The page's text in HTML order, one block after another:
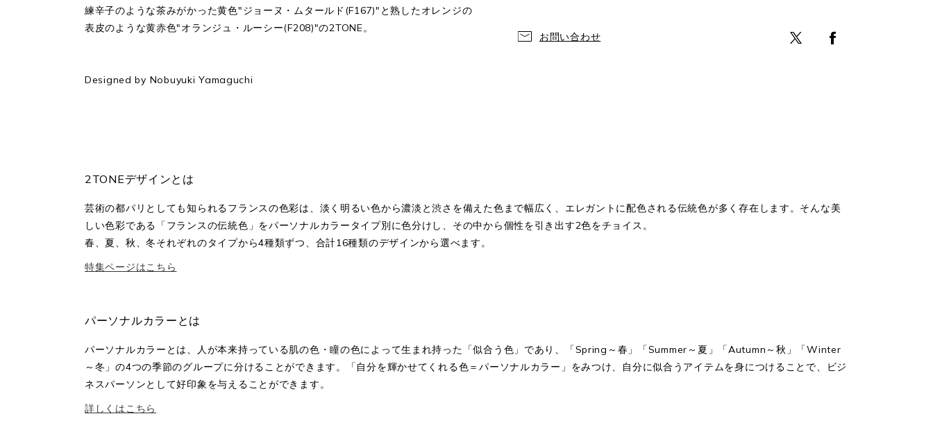
練辛子のような茶みがかった黄色"ジョーヌ・ムタールド(F167)"と熟したオレンジの
表皮のような黄赤色"オランジュ・ルーシー(F208)"の2TONE。
Designed by Nobuyuki Yamaguchi
お問い合わせ
2TONEデザインとは
芸術の都パリとしても知られるフランスの色彩は、淡く明るい色から濃淡と渋さを備えた色まで幅広く、エレガントに配色される伝統色が多く存在します。そんな美
しい色彩である「フランスの伝統色」をパーソナルカラータイプ別に色分けし、その中から個性を引き出す2色をチョイス。
春、夏、秋、冬それぞれのタイプから4種類ずつ、合計16種類のデザインから選べます。
特集ページはこちら
パーソナルカラーとは
パーソナルカラーとは、人が本来持っている肌の色・瞳の色によって生まれ持った「似合う色」であり、「Spring～春」「Summer～夏」「Autumn～秋」「Winter
～冬」の4つの季節のグループに分けることができます。「自分を輝かせてくれる色＝パーソナルカラー」をみつけ、自分に似合うアイテムを身につけることで、ビジ
ネスパーソンとして好印象を与えることができます。
詳しくはこちら